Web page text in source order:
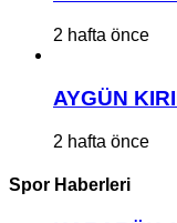
2 hafta önce
AYGÜN
2 hafta önce
Spor Haberleri